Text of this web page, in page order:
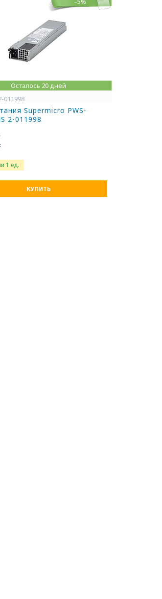
–5%
Осталось 20 дней
011998
Supermicro PWS-
2-011998
1 ед.
КУПИТЬ